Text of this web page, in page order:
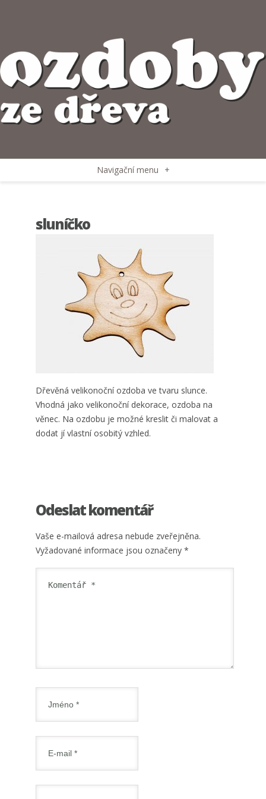
Navigační menu +
sluníčko
Dřevěná velikonoční ozdoba ve tvaru slunce.
Vhodná jako velikonoční dekorace, ozdoba na
věnec. Na ozdobu je možné kreslit či malovat a
dodat jí vlastní osobitý vzhled.
Odeslat komentář
Vaše e-mailová adresa nebude zveřejněna.
Vyžadované informace jsou označeny *